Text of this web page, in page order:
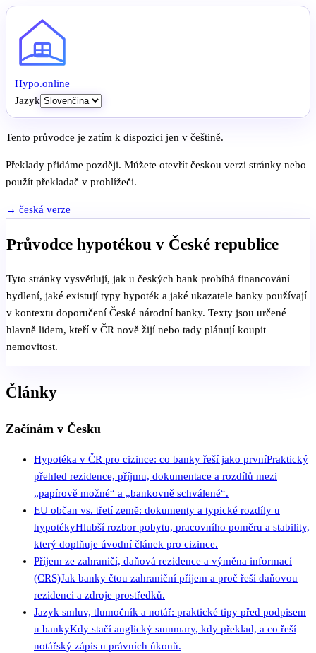
Hypo.online
Jazyk
Tento průvodce je zatím k dispozici jen v češtině.
Překlady přidáme později. Můžete otevřít českou verzi stránky nebo
použít překladač v prohlížeči.
→ česká verze
Průvodce hypotékou v České republice
Tyto stránky vysvětlují, jak u českých bank probíhá financování
bydlení, jaké existují typy hypoték a jaké ukazatele banky používají
v kontextu doporučení České národní banky. Texty jsou určené
hlavně lidem, kteří v ČR nově žijí nebo tady plánují koupit
nemovitost.
Články
Začínám v Česku
Hypotéka v ČR pro cizince: co banky řeší jako prvníPraktický
přehled rezidence, příjmu, dokumentace a rozdílů mezi
„papírově možné“ a „bankovně schválené“.
EU občan vs. třetí země: dokumenty a typické rozdíly u
hypotékyHlubší rozbor pobytu, pracovního poměru a stability,
který doplňuje úvodní článek pro cizince.
Příjem ze zahraničí, daňová rezidence a výměna informací
(CRS)Jak banky čtou zahraniční příjem a proč řeší daňovou
rezidenci a zdroje prostředků.
Jazyk smluv, tlumočník a notář: praktické tipy před podpisem
u bankyKdy stačí anglický summary, kdy překlad, a co řeší
notářský zápis u právních úkonů.